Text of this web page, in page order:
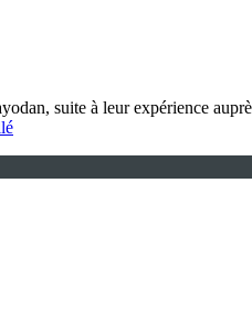
suite à leur expérience